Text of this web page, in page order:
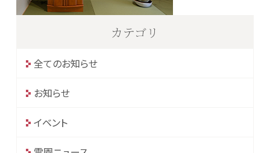
カテゴリ
全てのお知らせ
お知らせ
イベント